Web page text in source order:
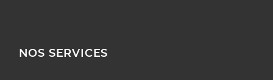
NOS SERVICES